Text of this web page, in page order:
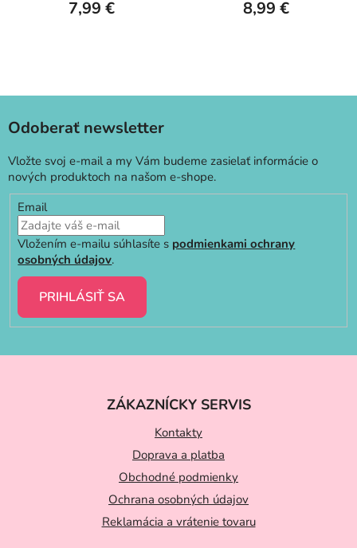
7,99 € 8,99 €
Odoberať newsletter
Vložte svoj e-mail a my Vám budeme zasielať informácie o
nových produktoch na našom e-shope.
Email
Vložením e-mailu súhlasíte s podmienkami ochrany
osobných údajov.
PRIHLÁSIŤ SA
ZÁKAZNÍCKY SERVIS
Kontakty
Doprava a platba
Obchodné podmienky
Ochrana osobných údajov
Reklamácia a vrátenie tovaru